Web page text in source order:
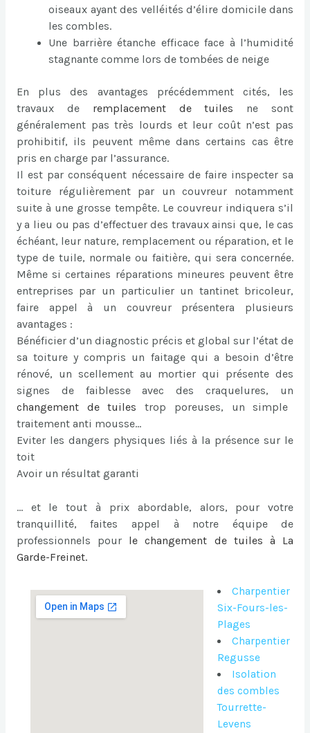
oiseaux ayant des velléités d’élire domicile dans
les combles.
Une barrière étanche efficace face à l’humidité
stagnante comme lors de tombées de neige
En plus des avantages précédemment cités, les
travaux de
remplacement de tuiles
ne sont
généralement pas très lourds et leur coût n’est pas
prohibitif, ils peuvent même dans certains cas être
pris en charge par l’assurance.
Il est par conséquent nécessaire de faire inspecter sa
toiture régulièrement par un couvreur notamment
suite à une grosse tempête. Le couvreur indiquera s’il
y a lieu ou pas d’effectuer des travaux ainsi que, le cas
échéant, leur nature, remplacement ou réparation, et le
type de tuile, normale ou faitière, qui sera concernée.
Même si certaines réparations mineures peuvent être
entreprises par un particulier un tantinet bricoleur,
faire appel à un couvreur présentera plusieurs
avantages :
Bénéficier d’un diagnostic précis et global sur l’état de
sa toiture y compris un faitage qui a besoin d’être
rénové, un scellement au mortier qui présente des
signes de faiblesse avec des craquelures, un
changement de tuiles trop poreuses, un simple
traitement anti mousse…
Eviter les dangers physiques liés à la présence sur le
toit
Avoir un résultat garanti
… et le tout à prix abordable, alors, pour votre
tranquillité, faites appel à notre équipe de
professionnels pour lechangement de tuiles à La
Garde-Freinet.
Charpentier
Six-Fours-les-
Plages
Charpentier
Regusse
Isolation
des combles
Tourrette-
Levens